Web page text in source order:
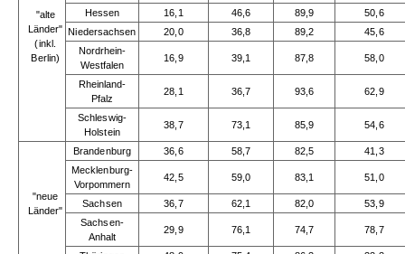
"alte
Länder"
(inkl.
Berlin)
Hessen
16,1 46,6 89,9
50,6
Niedersachsen
20,0 36,8 89,2
45,6
Nordrhein-
Westfalen
16,9 39,1 87,8 58,0
Rheinland-
Pfalz
28,1 36,7 93,6 62,9
Schleswig-
Holstein
38,7 73,1 85,9 54,6
"neue
Länder"
Brandenburg 36,6 58,7 82,5
41,3
Mecklenburg-
Vorpommern
42,5 59,0 83,1 51,0
Sachsen 36,7 62,1 82,0
53,9
Sachsen-
Anhalt
29,9 76,1 74,7 78,7